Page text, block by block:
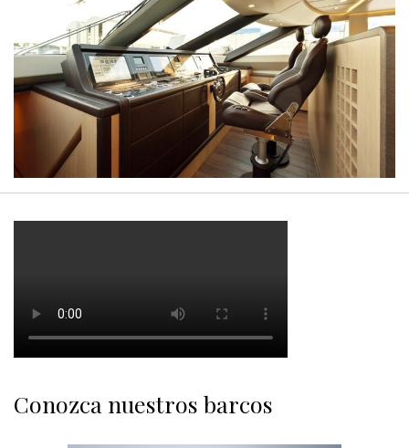
Conozca nuestros barcos